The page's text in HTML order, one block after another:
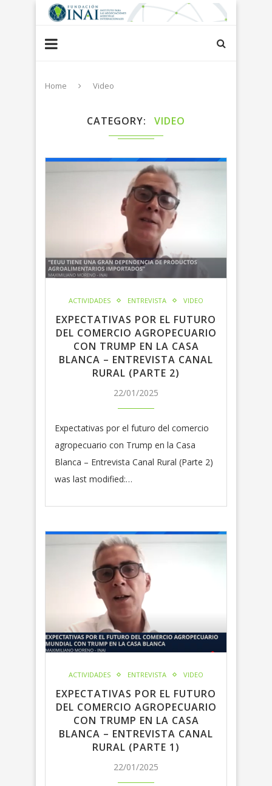
Home Video
CATEGORY VIDEO
ACTIVIDADES ENTREVISTA VIDEO
EXPECTATIVAS POR EL FUTURO
DEL COMERCIO AGROPECUARIO
CON TRUMP EN LA CASA
BLANCA – ENTREVISTA CANAL
RURAL (PARTE 2)
22/01/2025
Expectativas por el futuro del comercio
agropecuario con Trump en la Casa
Blanca – Entrevista Canal Rural (Parte 2)
was last modified:…
ACTIVIDADES ENTREVISTA VIDEO
EXPECTATIVAS POR EL FUTURO
DEL COMERCIO AGROPECUARIO
CON TRUMP EN LA CASA
BLANCA – ENTREVISTA CANAL
RURAL (PARTE 1)
22/01/2025